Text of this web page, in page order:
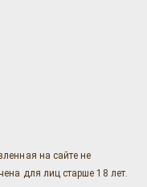
на сайте не
для лиц старше 18 лет.